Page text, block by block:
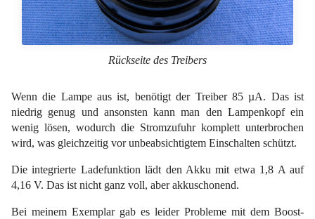
Rückseite des Treibers
Wenn die Lampe aus ist, benötigt der Treiber 85 µA. Das ist
niedrig genug und ansonsten kann man den Lampenkopf ein
wenig lösen, wodurch die Stromzufuhr komplett unterbrochen
wird, was gleichzeitig vor unbeabsichtigtem Einschalten schützt.
Die integrierte Ladefunktion lädt den Akku mit etwa 1,8 A auf
4,16 V. Das ist nicht ganz voll, aber akkuschonend.
Bei meinem Exemplar gab es leider Probleme mit dem Boost-